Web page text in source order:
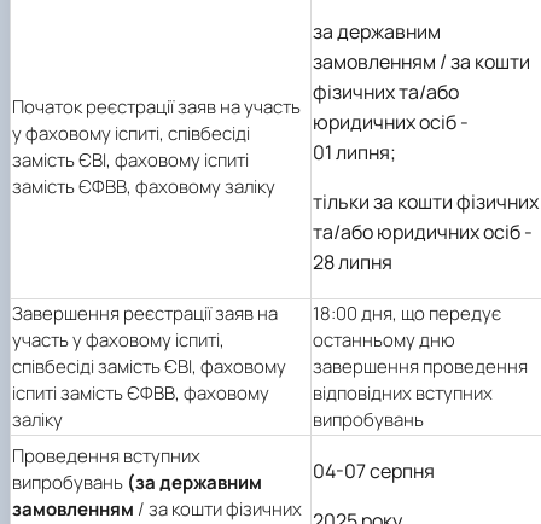
Початок реєстрації заяв на участь
у фаховому іспиті, співбесіді
замість ЄВІ, фаховому іспиті
замість ЄФВВ, фаховому заліку
за державним
замовленням / за кошти
фізичних та/або
юридичних осіб -
01 липня;
тільки за кошти фізичних
та/або юридичних осіб -
28 липня
Завершення реєстрації заяв на
участь у фаховому іспиті,
співбесіді замість ЄВІ, фаховому
іспиті замість ЄФВВ, фаховому
заліку
18:00 дня, що передує
останньому дню
завершення проведення
відповідних вступних
випробувань
Проведення вступних
випробувань (за державним
замовленням / за кошти фізичних
04-07 серпня